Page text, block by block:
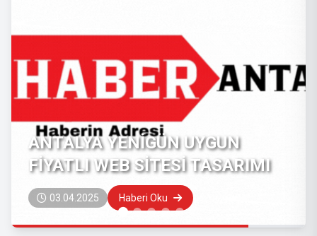
ANTALYA YENİGÜN UYGUN
FİYATLI WEB SİTESİ TASARIMI
03.04.2025 Haberi Oku